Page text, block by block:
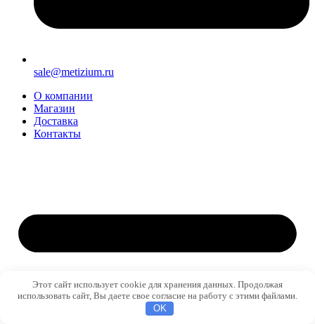
sale@metizium.ru
О компании
Магазин
Доставка
Контакты
Этот сайт использует cookie для хранения данных. Продолжая
использовать сайт, Вы даете свое согласие на работу с этими файлами.
OK